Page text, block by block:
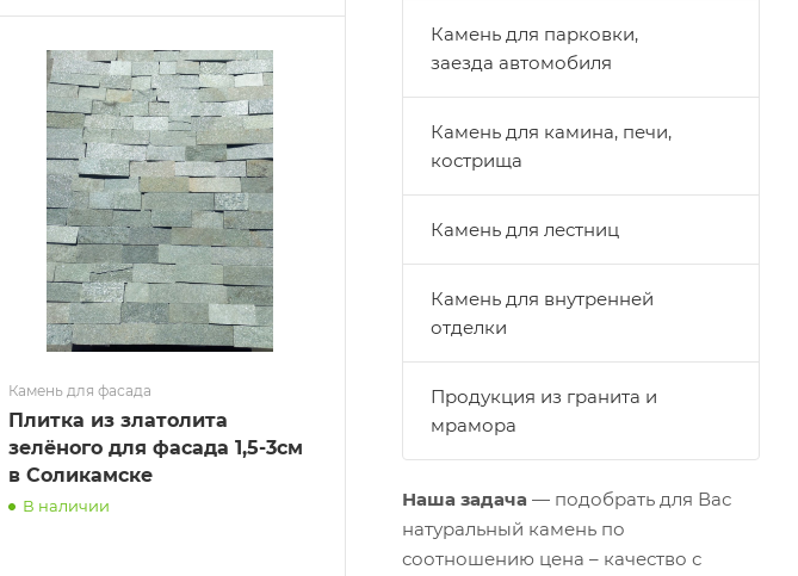
Камень для фасада
Плитка из златолита
зелёного для фасада 1,5-3см
в Соликамске
В наличии
Камень для парковки,
заезда автомобиля
Камень для камина, печи,
кострища
Камень для лестниц
Камень для внутренней
отделки
Продукция из гранита и
мрамора
Наша задача — подобрать для Вас
натуральный камень по
соотношению цена – качество с